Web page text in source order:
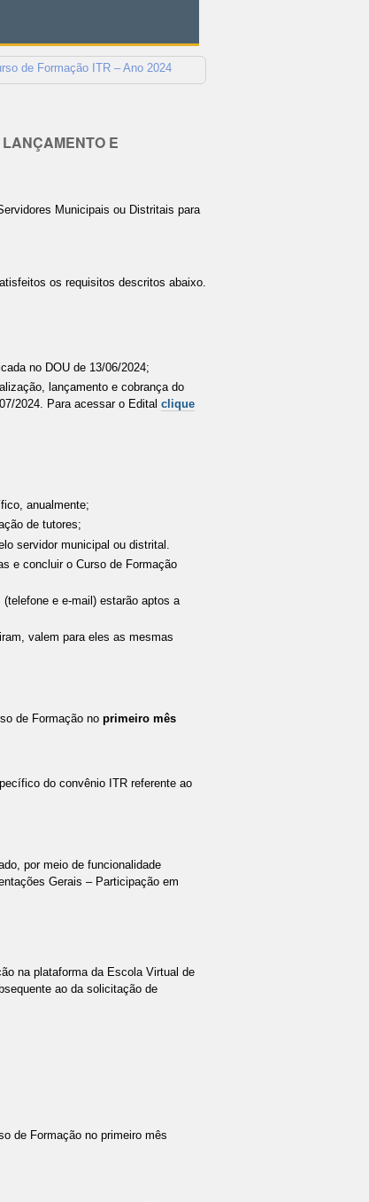
de Formação ITR – Ano 2024
E
Municipais ou Distritais para
os requisitos descritos abaixo.
no DOU de 13/06/2024;
lançamento e cobrança do
2024. Para acessar o Editalclique
anualmente;
de tutores;
servidor municipal ou distrital.
e concluir o Curso de Formação
e e-mail) estarão aptos a
valem para eles as mesmas
de Formação no primeiro mês
do convênio ITR referente ao
por meio de funcionalidade
Gerais – Participação em
na plataforma da Escola Virtual de
ao da solicitação de
de Formação no primeiro mês